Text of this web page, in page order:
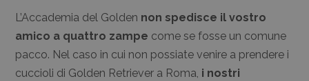
L’Accademia del Golden non spedisce il vostro
amico a quattro zampe come se fosse un comune
pacco. Nel caso in cui non possiate venire a prendere i
cuccioli di Golden Retriever a Roma, i nostri